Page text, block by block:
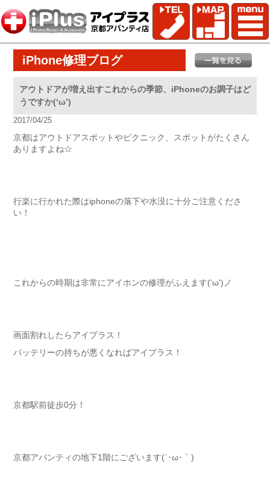
iPhone修理ブログ
アウトドアが増え出すこれからの季節、iPhoneのお調子はど
うですか(‘ω’)
2017/04/25
京都はアウトドアスポットやピクニック、スポットがたくさん
ありますよね☆
行楽に行かれた際はiphoneの落下や水没に十分ご注意くださ
い！
これからの時期は非常にアイホンの修理がふえます('ω')ノ
画面割れしたらアイプラス！
バッテリーの持ちが悪くなればアイプラス！
京都駅前徒歩0分！
京都アバンティの地下1階にございます(´･ω･｀)